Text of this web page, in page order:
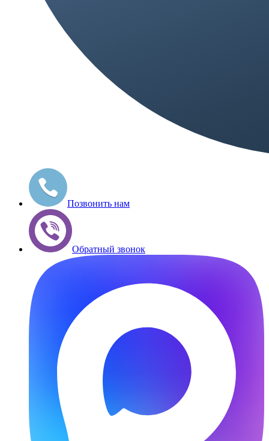
Позвонить нам
Обратный звонок